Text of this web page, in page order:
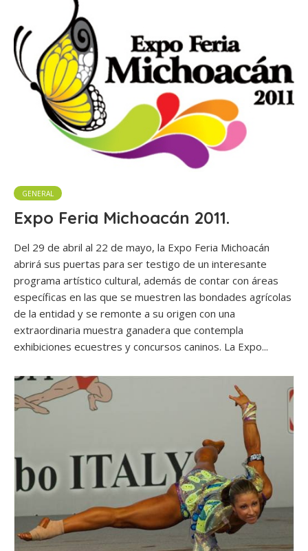
GENERAL
Expo Feria Michoacán 2011.
Del 29 de abril al 22 de mayo, la Expo Feria Michoacán
abrirá sus puertas para ser testigo de un interesante
programa artístico cultural, además de contar con áreas
específicas en las que se muestren las bondades agrícolas
de la entidad y se remonte a su origen con una
extraordinaria muestra ganadera que contempla
exhibiciones ecuestres y concursos caninos. La Expo...